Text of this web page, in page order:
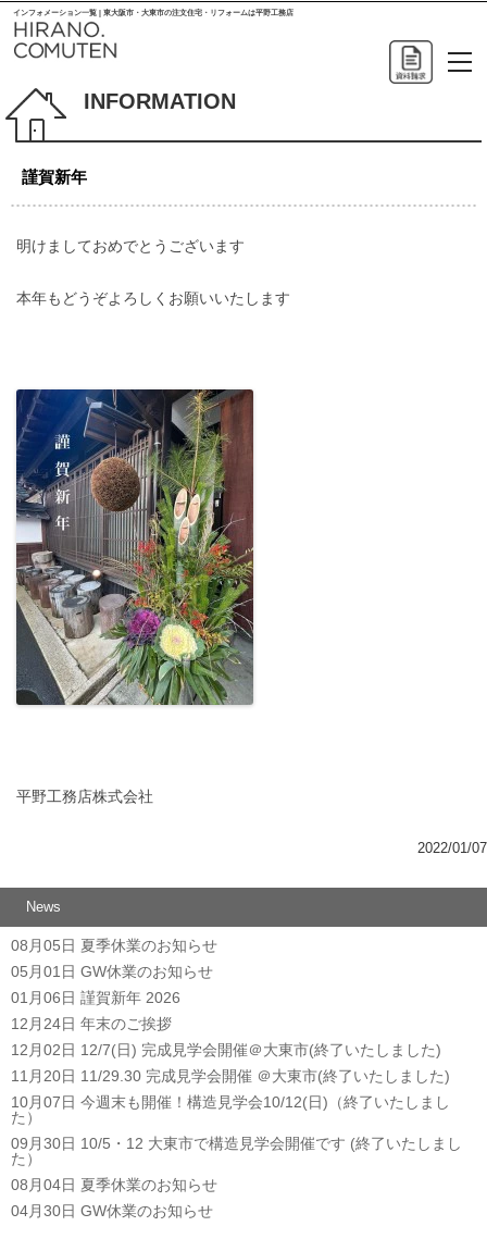
インフォメーション一覧 | 東大阪市・大東市の注文住宅・リフォームは平野工務店
INFORMATION
謹賀新年
明けましておめでとうございます
本年もどうぞよろしくお願いいたします
平野工務店株式会社
2022/01/07
News
08月05日 夏季休業のお知らせ
05月01日 GW休業のお知らせ
01月06日 謹賀新年 2026
12月24日 年末のご挨拶
12月02日 12/7(日) 完成見学会開催＠大東市(終了いたしました)
11月20日 11/29.30 完成見学会開催 ＠大東市(終了いたしました)
10月07日 今週末も開催！構造見学会10/12(日)（終了いたしまし
た）
09月30日 10/5・12 大東市で構造見学会開催です (終了いたしまし
た）
08月04日 夏季休業のお知らせ
04月30日 GW休業のお知らせ